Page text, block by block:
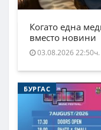
Когато една
вместо новини
03.08.2026 22:50ч.
БУРГАС